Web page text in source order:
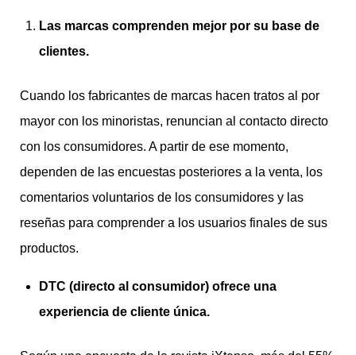
Las marcas comprenden mejor por su base de
clientes.
Cuando los fabricantes de marcas hacen tratos al por
mayor con los minoristas, renuncian al contacto directo
con los consumidores. A partir de ese momento,
dependen de las encuestas posteriores a la venta, los
comentarios voluntarios de los consumidores y las
reseñas para comprender a los usuarios finales de sus
productos.
DTC (directo al consumidor) ofrece una
experiencia de cliente única.